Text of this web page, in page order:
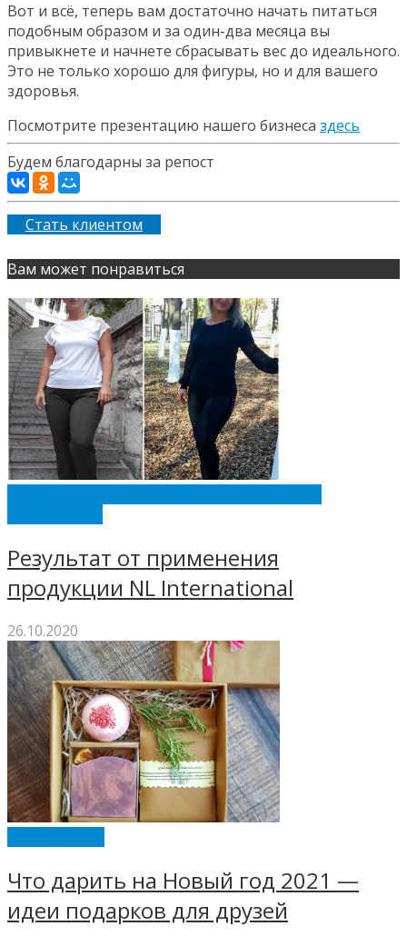
Вот и всё, теперь вам достаточно начать питаться
подобным образом и за один-два месяца вы
привыкнете и начнете сбрасывать вес до идеального.
Это не только хорошо для фигуры, но и для вашего
здоровья.
Посмотрите презентацию нашего бизнеса здесь
Будем благодарны за репост
Стать клиентом
Вам может понравиться
Результат от применения
продукции NL International
26.10.2020
Что дарить на Новый год 2021 —
идеи подарков для друзей